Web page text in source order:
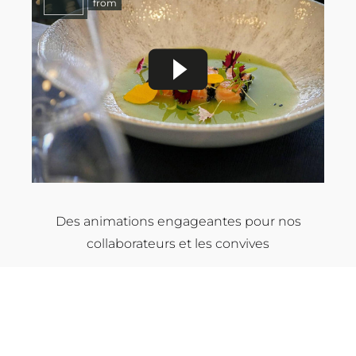
from
Des animations engageantes pour nos
collaborateurs et les convives